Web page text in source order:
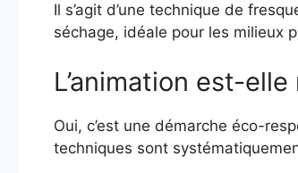
Il s’agit d’une technique de
séchage, idéale pour les milieux
L’animation est-
Oui, c’est une démarche éco-
techniques sont